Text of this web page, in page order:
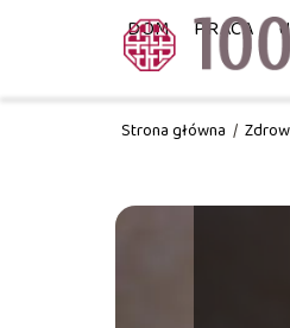
DOM PRACA
Strona główna /